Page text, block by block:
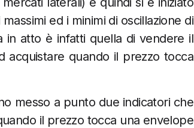
ed i minimi di oscillazione di
in atto è infatti quella di vendere il
acquistare quando il prezzo tocca
messo a punto due indicatori che
il prezzo tocca una envelope